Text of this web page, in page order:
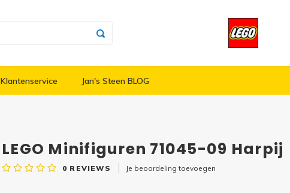
Klantenservice Jan's Steen BLOG
LEGO Minifiguren 71045-09 Harpij
0 REVIEWS Je beoordeling toevoegen